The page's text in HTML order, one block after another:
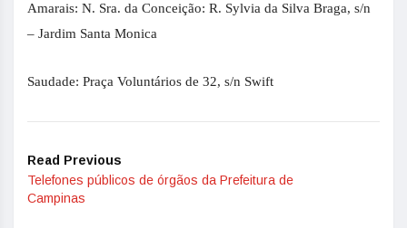
Amarais: N. Sra. da Conceição: R. Sylvia da Silva Braga, s/n
– Jardim Santa Monica
Saudade: Praça Voluntários de 32, s/n Swift
Read Previous
Telefones públicos de órgãos da Prefeitura de
Campinas